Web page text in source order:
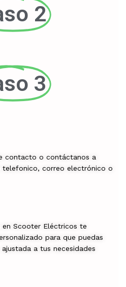
2
3
contacto o contáctanos a
telefonico, correo electrónico o
en Scooter Eléctricos te
para que puedas
a tus necesidades